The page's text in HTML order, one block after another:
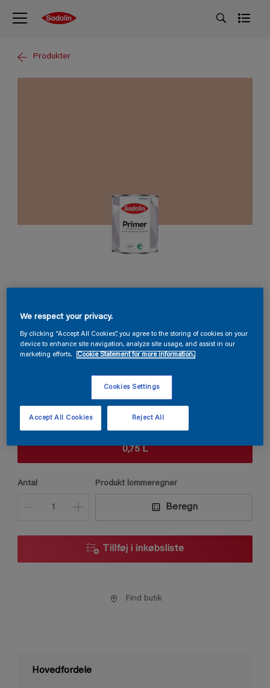
Produkter
træ, metal m.m.
Størrelse
0,75 L
Antal Produkt lommeregner
Beregn
Tillføj i inkøbsliste
Find butik
Hovedfordele
We respect your privacy.
By clicking “Accept All Cookies”, you agree to the storing of cookies on your
device to enhance site navigation, analyze site usage, and assist in our
marketing efforts.
Cookie Statement for more information.
Cookies Settings
Reject All
Accept All Cookies